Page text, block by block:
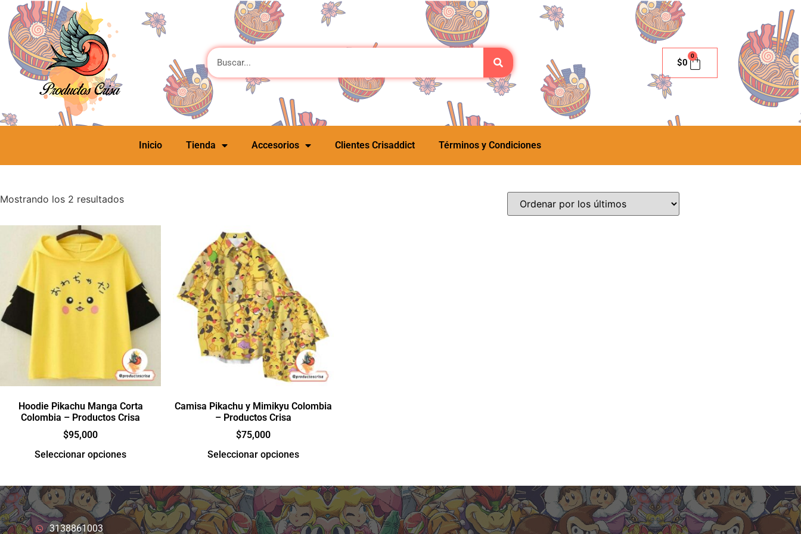
$0
0
Inicio Tienda Accesorios Clientes Crisaddict Términos y Condiciones
Mostrando los 2 resultados
Hoodie Pikachu Manga Corta
Colombia – Productos Crisa
$95,000
Seleccionar opciones
Camisa Pikachu y Mimikyu Colombia
– Productos Crisa
$75,000
Seleccionar opciones
3138861003